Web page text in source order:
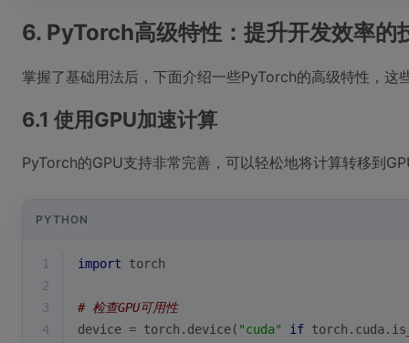
6. PyTorch高级特性：提升开发效率的
掌握了基础用法后，下面介绍一些PyTorch的高级特性，这
6.1 使用GPU加速计算
PyTorch的GPU支持非常完善，可以轻松地将计算转移到
PYTHON
1 import torch
2
3
# 检查GPU可用性
4
device = torch.device( "cuda" if